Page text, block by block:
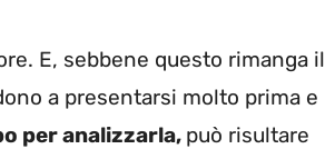
E, sebbene questo rimanga il
a presentarsi molto prima e
per analizzarla, può risultare